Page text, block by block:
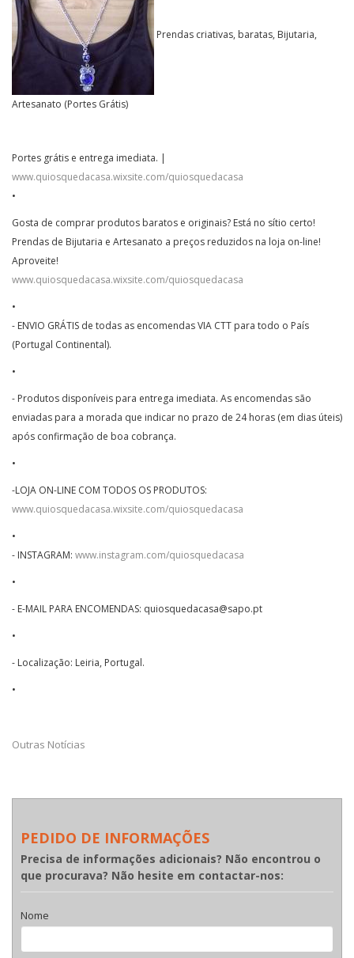
Prendas criativas, baratas, Bijutaria,
Artesanato (Portes Grátis)
Portes grátis e entrega imediata. |
www.quiosquedacasa.wixsite.com/quiosquedacasa
•
Gosta de comprar produtos baratos e originais? Está no sítio certo!
Prendas de Bijutaria e Artesanato a preços reduzidos na loja on-line!
Aproveite!
www.quiosquedacasa.wixsite.com/quiosquedacasa
•
- ENVIO GRÁTIS de todas as encomendas VIA CTT para todo o País
(Portugal Continental).
•
- Produtos disponíveis para entrega imediata. As encomendas são
enviadas para a morada que indicar no prazo de 24 horas (em dias úteis)
após confirmação de boa cobrança.
•
-LOJA ON-LINE COM TODOS OS PRODUTOS:
www.quiosquedacasa.wixsite.com/quiosquedacasa
•
- INSTAGRAM: www.instagram.com/quiosquedacasa
•
- E-MAIL PARA ENCOMENDAS: quiosquedacasa@sapo.pt
•
- Localização: Leiria, Portugal.
•
Outras Notícias
PEDIDO DE INFORMAÇÕES
Precisa de informações adicionais? Não encontrou o
que procurava? Não hesite em contactar-nos:
Nome